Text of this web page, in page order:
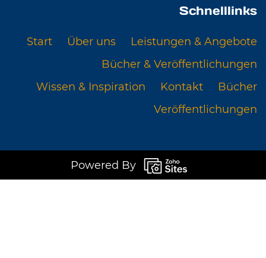
Schnelllinks
Start Über uns
Leistungen & Angebote
Bücher & Veröffentlichungen
Wissen & Inspiration
Kontakt
Bücher
Veröffentlichungen
Powered By